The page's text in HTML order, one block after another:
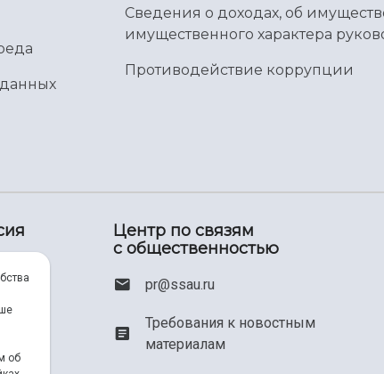
Сведения о доходах, об
имущественного характера
Противодействие коррупции
Центр по связям
с общественностью
pr@ssau.ru
Требования к новостным
материалам
об